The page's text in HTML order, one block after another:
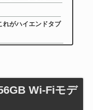
れがハイエンドタブ
Wi-Fiモデ